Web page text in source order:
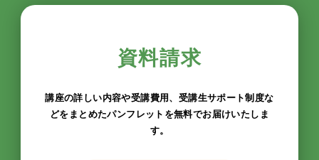
資料請求
講座の詳しい内容や受講費用、受講生サポート制度な
どをまとめたパンフレットを無料でお届けいたしま
す。